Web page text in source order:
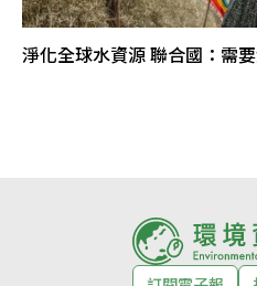
淨化全球水資源 聯合國：需